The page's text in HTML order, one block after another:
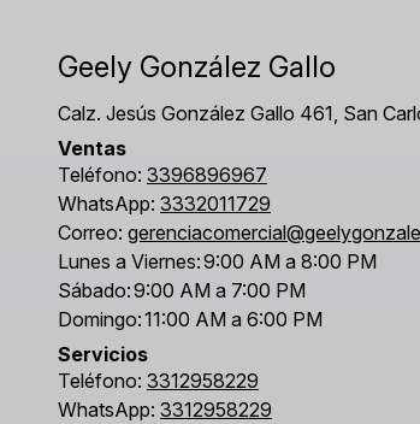
Geely González Gallo
Calz. Jesús González Gallo 461, San
Ventas
Teléfono: 3396896967
WhatsApp: 3332011729
Correo:
Lunes a Viernes:9:00 AM a 8:00 PM
Sábado:9:00 AM a 7:00 PM
Domingo:11:00 AM a 6:00 PM
Servicios
Teléfono: 3312958229
WhatsApp: 3312958229